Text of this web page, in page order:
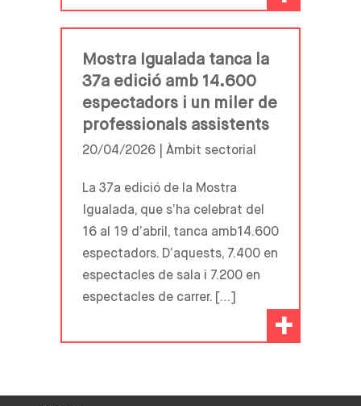
Mostra Igualada tanca la
37a edició amb 14.600
espectadors i un miler de
professionals assistents
20/04/2026 | Àmbit sectorial
La 37a edició de la Mostra
Igualada, que s’ha celebrat del
16 al 19 d’abril, tanca amb14.600
espectadors. D’aquests, 7.400 en
espectacles de sala i 7.200 en
espectacles de carrer. […]
+